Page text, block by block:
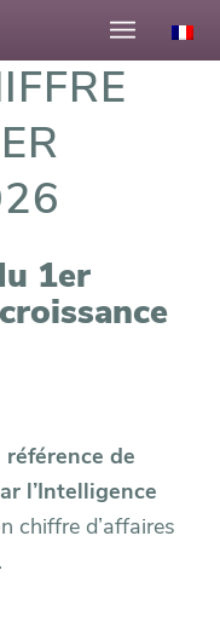
1er
référence de
l’Intelligence
chiffre d’affaires